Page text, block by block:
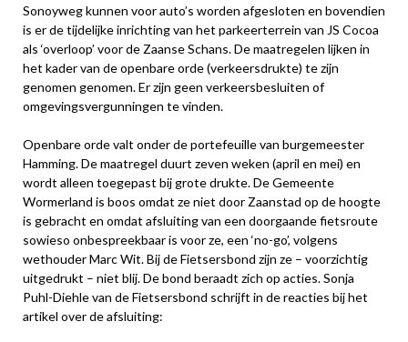
Sonoyweg kunnen voor auto’s worden afgesloten en bovendien
is er de tijdelijke inrichting van het parkeerterrein van JS Cocoa
als ‘overloop’ voor de Zaanse Schans. De maatregelen lijken in
het kader van de openbare orde (verkeersdrukte) te zijn
genomen genomen. Er zijn geen verkeersbesluiten of
omgevingsvergunningen te vinden.
Openbare orde valt onder de portefeuille van burgemeester
Hamming. De maatregel duurt zeven weken (april en mei) en
wordt alleen toegepast bij grote drukte. De Gemeente
Wormerland is boos omdat ze niet door Zaanstad op de hoogte
is gebracht en omdat afsluiting van een doorgaande fietsroute
sowieso onbespreekbaar is voor ze, een ‘no-go’, volgens
wethouder Marc Wit. Bij de Fietsersbond zijn ze – voorzichtig
uitgedrukt – niet blij. De bond beraadt zich op acties. Sonja
Puhl-Diehle van de Fietsersbond schrijft in de reacties bij het
artikel over de afsluiting: